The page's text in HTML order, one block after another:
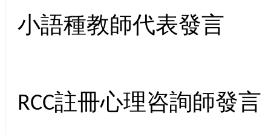
小語種教師代表發言
RCC註冊心理咨詢師發言